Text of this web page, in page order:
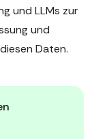
und LLMs zur
und
Daten.